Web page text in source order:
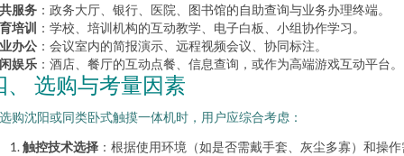
服务 ：政务大厅、银行、医院、图书馆的自助查询与业务办理终端。
培训 ：学校、培训机构的互动教学、电子白板、小组协作学习。
办公 ：会议室内的简报演示、远程视频会议、协同标注。
娱乐 ：酒店、餐厅的互动点餐、信息查询，或作为高端游戏互动平台。
、 选购与考量因素
购沈阳或同类卧式触摸一体机时，用户应综合考虑：
触控技术选择 ：根据使用环境（如是否需戴手套、灰尘多寡）和操作